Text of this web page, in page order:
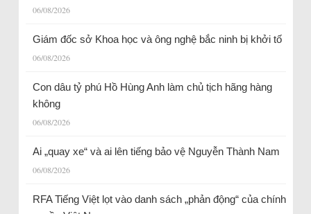
06/08/2026
Giám đốc sở Khoa học và ông nghệ bắc ninh bị khởi tố
06/08/2026
Con dâu tỷ phú Hồ Hùng Anh làm chủ tịch hãng hàng
không
06/08/2026
Ai „quay xe“ và ai lên tiếng bảo vệ Nguyễn Thành Nam
06/08/2026
RFA Tiếng Việt lọt vào danh sách „phản động“ của chính